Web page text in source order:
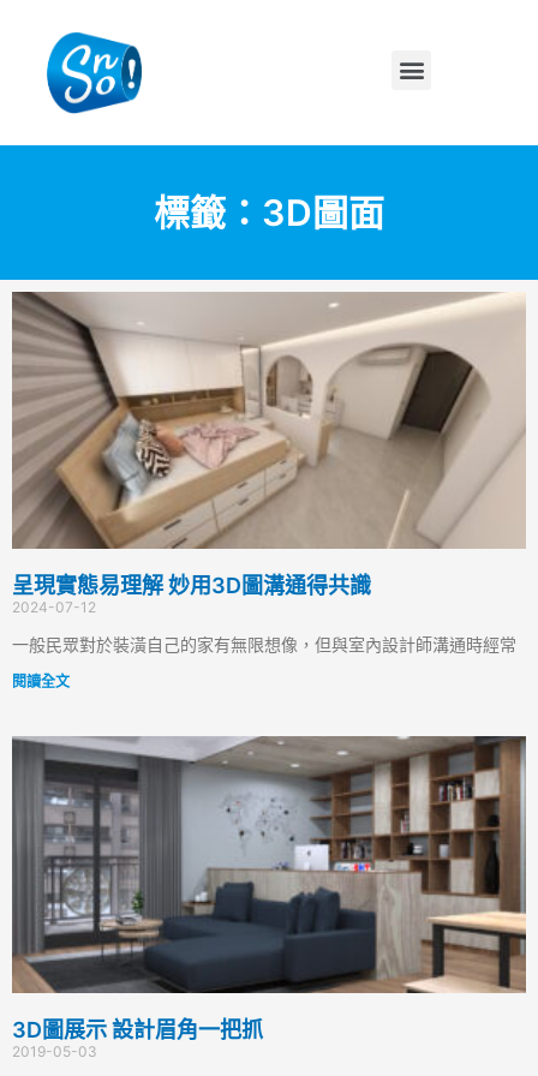
標籤：3D圖面
呈現實態易理解 妙用3D圖溝通得共識
2024-07-12
一般民眾對於裝潢自己的家有無限想像，但與室內設計師溝通時經常
閱讀全文
3D圖展示 設計眉角一把抓
2019-05-03